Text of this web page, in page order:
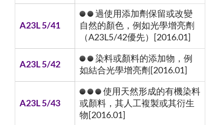
A23L 5/41
過使用添加劑保留或改變
自然的顏色，例如光學增亮劑
（A23L5/42優先）[2016.01]
A23L 5/42
染料或顏料的添加物，例
如結合光學增亮劑[2016.01]
A23L 5/43
使用天然形成的有機染料
或顏料，其人工複製或其衍生
物[2016.01]